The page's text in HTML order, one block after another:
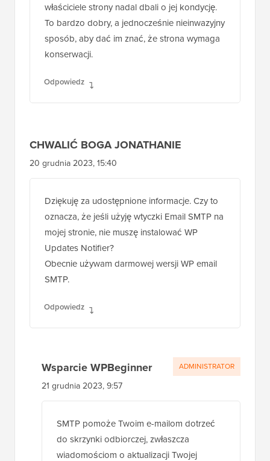
właściciele strony nadal dbali o jej kondycję.
To bardzo dobry, a jednocześnie nieinwazyjny
sposób, aby dać im znać, że strona wymaga
konserwacji.
Odpowiedz
CHWALIĆ BOGA JONATHANIE
20 grudnia 2023, 15:40
Dziękuję za udostępnione informacje. Czy to
oznacza, że jeśli użyję wtyczki Email SMTP na
mojej stronie, nie muszę instalować WP
Updates Notifier?
Obecnie używam darmowej wersji WP email
SMTP.
Odpowiedz
Wsparcie WPBeginner
21 grudnia 2023, 9:57
SMTP pomoże Twoim e-mailom dotrzeć
do skrzynki odbiorczej, zwłaszcza
wiadomościom o aktualizacji Twojej
ADMINISTRATOR